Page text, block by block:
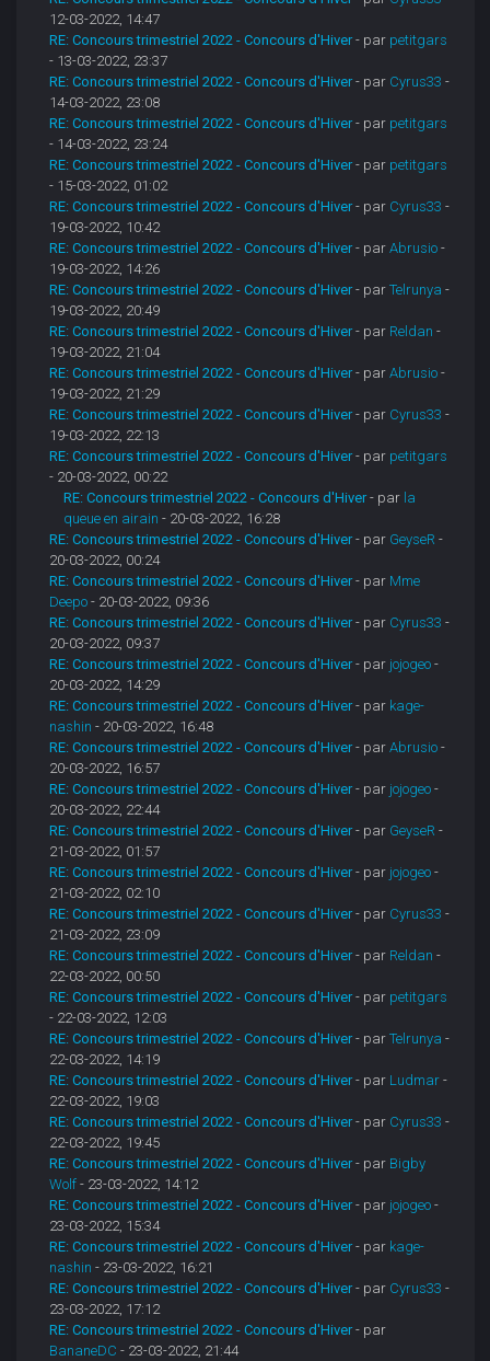
12-03-2022, 14:47
RE: Concours trimestriel 2022 - Concours d'Hiver - par petitgars
- 13-03-2022, 23:37
RE: Concours trimestriel 2022 - Concours d'Hiver - par Cyrus33 -
14-03-2022, 23:08
RE: Concours trimestriel 2022 - Concours d'Hiver - par petitgars
- 14-03-2022, 23:24
RE: Concours trimestriel 2022 - Concours d'Hiver - par petitgars
- 15-03-2022, 01:02
RE: Concours trimestriel 2022 - Concours d'Hiver - par Cyrus33 -
19-03-2022, 10:42
RE: Concours trimestriel 2022 - Concours d'Hiver - parAbrusio -
19-03-2022, 14:26
RE: Concours trimestriel 2022 - Concours d'Hiver - parTelrunya -
19-03-2022, 20:49
RE: Concours trimestriel 2022 - Concours d'Hiver - par Reldan -
19-03-2022, 21:04
RE: Concours trimestriel 2022 - Concours d'Hiver - parAbrusio -
19-03-2022, 21:29
RE: Concours trimestriel 2022 - Concours d'Hiver - par Cyrus33 -
19-03-2022, 22:13
RE: Concours trimestriel 2022 - Concours d'Hiver - par petitgars
- 20-03-2022, 00:22
RE: Concours trimestriel 2022 - Concours d'Hiver - par la
queue en airain - 20-03-2022, 16:28
RE: Concours trimestriel 2022 - Concours d'Hiver - par GeyseR -
20-03-2022, 00:24
RE: Concours trimestriel 2022 - Concours d'Hiver - par Mme
Deepo - 20-03-2022, 09:36
RE: Concours trimestriel 2022 - Concours d'Hiver - par Cyrus33 -
20-03-2022, 09:37
RE: Concours trimestriel 2022 - Concours d'Hiver - par jojogeo -
20-03-2022, 14:29
RE: Concours trimestriel 2022 - Concours d'Hiver - par kage-
nashin - 20-03-2022, 16:48
RE: Concours trimestriel 2022 - Concours d'Hiver - parAbrusio -
20-03-2022, 16:57
RE: Concours trimestriel 2022 - Concours d'Hiver - par jojogeo -
20-03-2022, 22:44
RE: Concours trimestriel 2022 - Concours d'Hiver - par GeyseR -
21-03-2022, 01:57
RE: Concours trimestriel 2022 - Concours d'Hiver - par jojogeo -
21-03-2022, 02:10
RE: Concours trimestriel 2022 - Concours d'Hiver - par Cyrus33 -
21-03-2022, 23:09
RE: Concours trimestriel 2022 - Concours d'Hiver - par Reldan -
22-03-2022, 00:50
RE: Concours trimestriel 2022 - Concours d'Hiver - par petitgars
- 22-03-2022, 12:03
RE: Concours trimestriel 2022 - Concours d'Hiver - parTelrunya -
22-03-2022, 14:19
RE: Concours trimestriel 2022 - Concours d'Hiver - par Ludmar -
22-03-2022, 19:03
RE: Concours trimestriel 2022 - Concours d'Hiver - par Cyrus33 -
22-03-2022, 19:45
RE: Concours trimestriel 2022 - Concours d'Hiver - par Bigby
Wolf - 23-03-2022, 14:12
RE: Concours trimestriel 2022 - Concours d'Hiver - par jojogeo -
23-03-2022, 15:34
RE: Concours trimestriel 2022 - Concours d'Hiver - par kage-
nashin - 23-03-2022, 16:21
RE: Concours trimestriel 2022 - Concours d'Hiver - par Cyrus33 -
23-03-2022, 17:12
RE: Concours trimestriel 2022 - Concours d'Hiver - par
BananeDC - 23-03-2022, 21:44